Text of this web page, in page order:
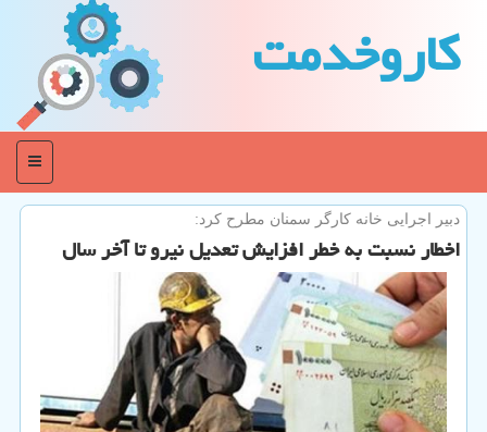
كاروخدمت
منو
دبیر اجرایی خانه كارگر سمنان مطرح كرد:
اخطار نسبت به خطر افزایش تعدیل نیرو تا آخر سال